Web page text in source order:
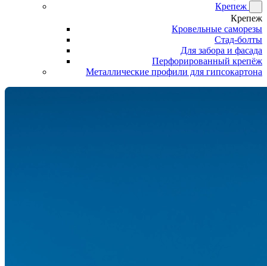
Крепеж
Крепеж
Кровельные саморезы
Стад-болты
Для забора и фасада
Перфорированный крепёж
Металлические профили для гипсокартона